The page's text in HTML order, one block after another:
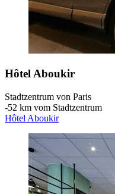
Hôtel Aboukir
Stadtzentrum von Paris
‐52 km vom Stadtzentrum
Hôtel Aboukir